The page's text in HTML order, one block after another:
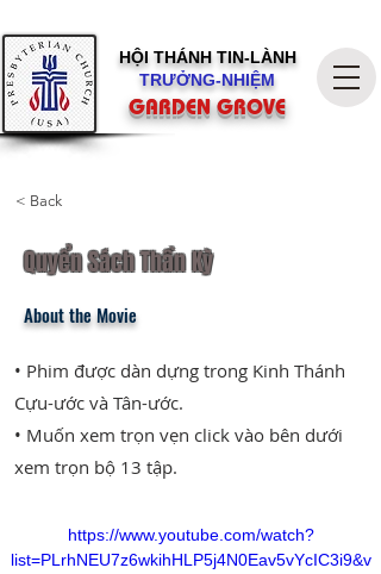
HỘI THÁNH TIN-LÀNH
TRƯỞNG-NHIỆM
GARDEN GROVE
< Back
Quyển Sách Thần Kỳ
About the Movie
• Phim được dàn dựng trong Kinh Thánh
Cựu-ước và Tân-ước.
• Muốn xem trọn vẹn click vào bên dưới
xem trọn bộ 13 tập.
https://www.youtube.com/watch?
list=PLrhNEU7z6wkihHLP5j4N0Eav5vYcIC3i9&v